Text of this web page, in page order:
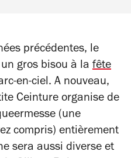
précédentes, le
gros bisou à la fête
en-ciel. A nouveau,
Ceinture organise de
(une
compris) entièrement
sera aussi diverse et